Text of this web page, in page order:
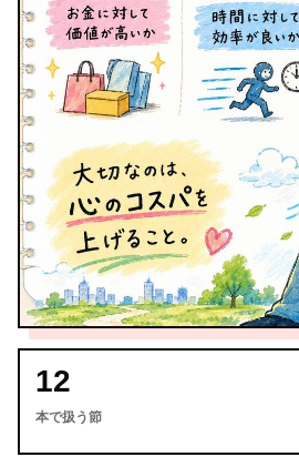
12
本で扱う節